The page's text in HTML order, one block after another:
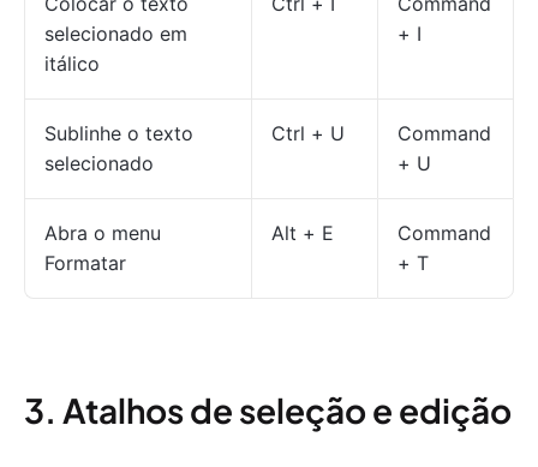
selecionado em
itálico
+ I
Sublinhe o texto
selecionado
Ctrl + U
Command
+ U
Abra o menu
Formatar
Alt + E
Command
+ T
3. Atalhos de seleção e edição